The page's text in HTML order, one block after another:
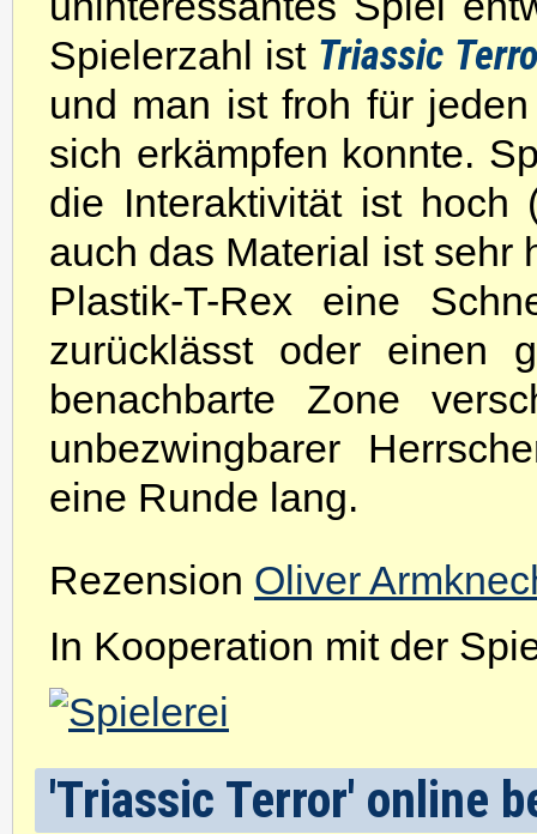
Spielerzahl ist Triassic
und man ist froh für
sich erkämpfen konnte.
die Interaktivität ist hoch
auch das Material ist sehr
Plastik-T-Rex eine
zurücklässt oder einen
benachbarte Zone
unbezwingbarer
eine Runde lang.
Rezension Oliver
In Kooperation mit der
'Triassic Terror' online